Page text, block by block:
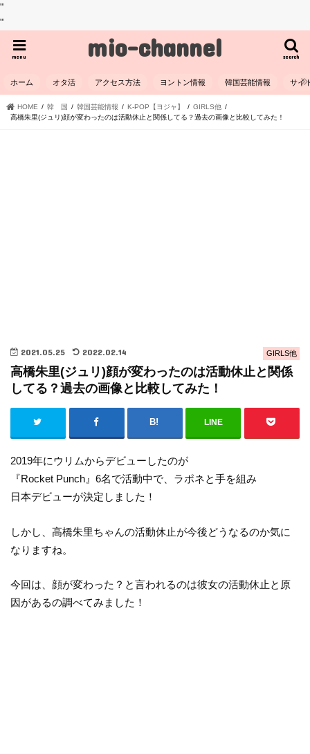
"
"
mio-channel search
menu
ホーム オタ活 アクセス方法 ヨントン情報 韓国芸能情報 サイ
HOME 韓 国 韓国芸能情報 K-POP【ヨジャ】
GIRLS他
高橋朱里(ジュリ)顔が変わったのは活動休止と関係してる？過去の画像と比較してみた！
GIRLS他
2021.05.25 2022.02.14
高橋朱里(ジュリ)顔が変わったのは活動休止と関係
してる？過去の画像と比較してみた！
LINE
2019年にウリムからデビューしたのが
『Rocket Punch』6名で活動中で、ラポネと手を組み
日本デビューが決定しました！
しかし、高橋朱里ちゃんの活動休止が今後どうなるのか気に
なりますね。
今回は、顔が変わった？と言われるのは彼女の活動休止と原
因があるの調べてみました！